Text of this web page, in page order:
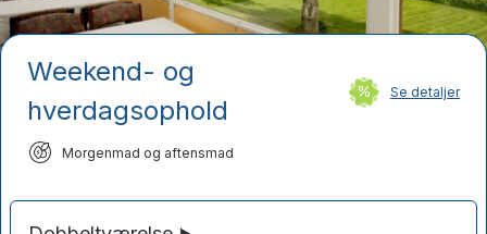
Weekend- og
hverdagsophold
Se detaljer
Morgenmad og aftensmad